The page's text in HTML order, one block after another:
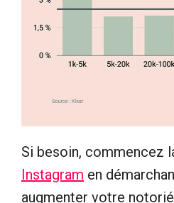
Si besoin, commencez
Instagram en
augmenter votre